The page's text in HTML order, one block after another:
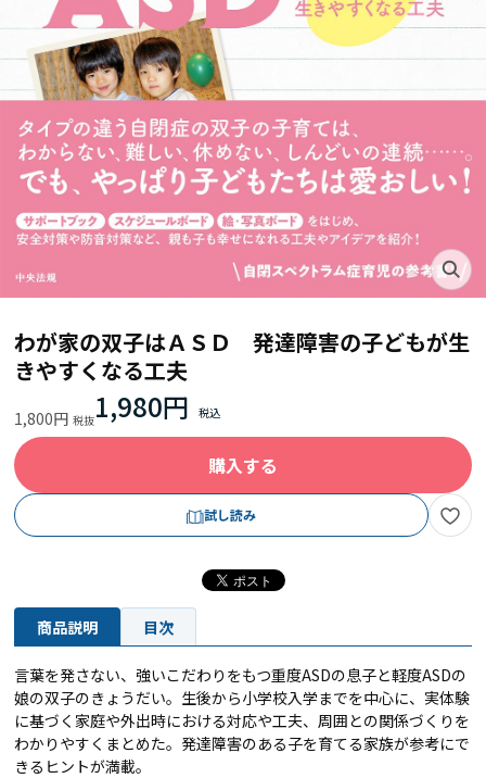
わが家の双子はＡＳＤ 発達障害の子どもが生
きやすくなる工夫
1,800円 1,980円
購入する
試し読み
商品説明 目次
言葉を発さない、強いこだわりをもつ重度ASDの息子と軽度ASDの
娘の双子のきょうだい。生後から小学校入学までを中心に、実体験
に基づく家庭や外出時における対応や工夫、周囲との関係づくりを
わかりやすくまとめた。発達障害のある子を育てる家族が参考にで
きるヒントが満載。